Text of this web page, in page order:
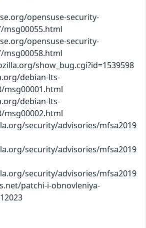
opensuse-security-
msg00055.html
opensuse-security-
msg00058.html
show_bug.cgi?id=1539598
debian-lts-
msg00001.html
debian-lts-
msg00002.html
security/advisories/mfsa2019
security/advisories/mfsa2019
security/advisories/mfsa2019
patchi-i-obnovleniya-